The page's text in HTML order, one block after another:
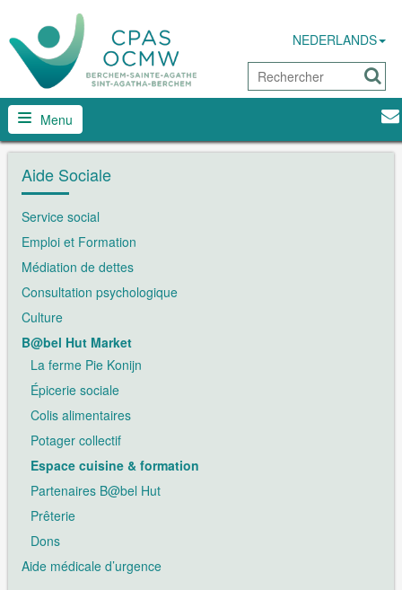
NEDERLANDS
Menu
Aide Sociale
Service social
Emploi et Formation
Médiation de dettes
Consultation psychologique
Culture
B@bel Hut Market
La ferme Pie Konijn
Épicerie sociale
Colis alimentaires
Potager collectif
Espace cuisine & formation
Partenaires B@bel Hut
Prêterie
Dons
Aide médicale d’urgence